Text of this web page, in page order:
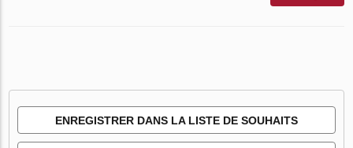
ENREGISTRER DANS LA LISTE DE SOUHAITS